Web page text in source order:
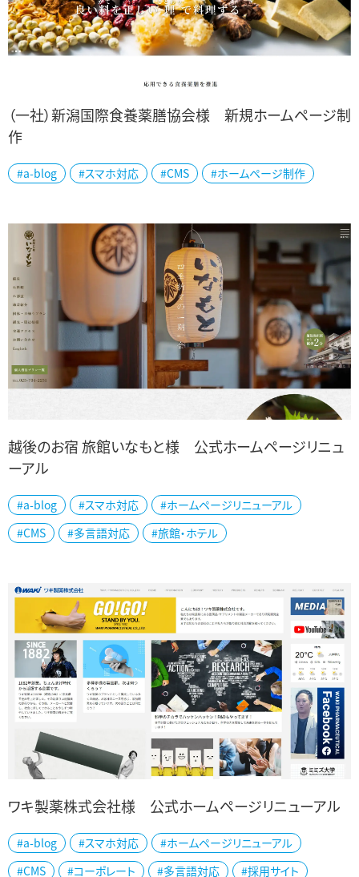
新潟市西区で、1968年創業の高津料理教室を先代から引き継ぎ、（一
社）新潟国際食養薬膳協会を設立。「国際食養薬膳師」資格認定事
（一社）新潟国際食養薬膳協会様 新規ホームページ制
作
#a-blog #スマホ対応 #CMS #ホームページ制作
越後湯沢温泉 越後のお宿 旅館いなもと様の公式ホームページをリ
ニューアルしました。 越後湯沢駅の目の前という好立地で、古くから
受け継がれてきた宿場町のおもてな...
越後のお宿 旅館いなもと様 公式ホームページリニュ
ーアル
#a-blog #スマホ対応
#ホームページリニューアル
#CMS
#多言語対応 #旅館・ホテル
奈良県のワキ製薬株式会社様の公式ホームページをリニューアルし
ワキ製薬株式会社様 公式ホームページリニューアル
#a-blog #スマホ対応
#ホームページリニューアル
#CMS
#コーポレート #多言語対応 #採用サイト